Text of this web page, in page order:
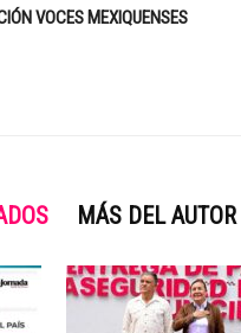
VOCES MEXIQUENSES
MÁS DEL AUTOR